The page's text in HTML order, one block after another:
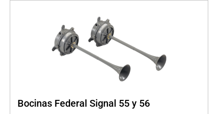
Bocinas Federal Signal 55 y 56